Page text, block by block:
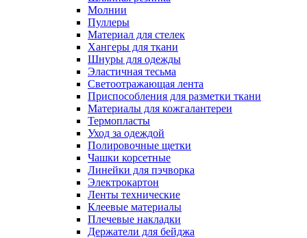
Молнии
Пуллеры
Материал для стелек
Хангеры для ткани
Шнуры для одежды
Эластичная тесьма
Светоотражающая лента
Приспособления для разметки ткани
Материалы для кожгалантереи
Термопласты
Уход за одеждой
Полировочные щетки
Чашки корсетные
Линейки для пэчворка
Электрокартон
Ленты технические
Клеевые материалы
Плечевые накладки
Держатели для бейджа